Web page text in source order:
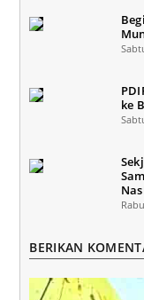
ke
BERIKAN